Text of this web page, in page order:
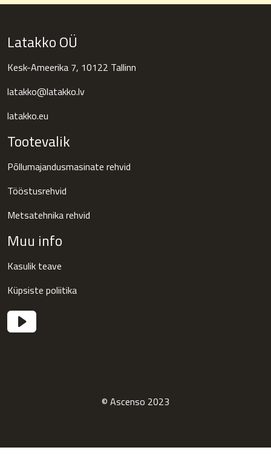
Latakko OÜ
Kesk-Ameerika 7, 10122 Tallinn
latakko@latakko.lv
latakko.eu
Tootevalik
Põllumajandusmasinate rehvid
Tööstusrehvid
Metsatehnika rehvid
Muu info
Kasulik teave
Küpsiste poliitika
© Ascenso 2023